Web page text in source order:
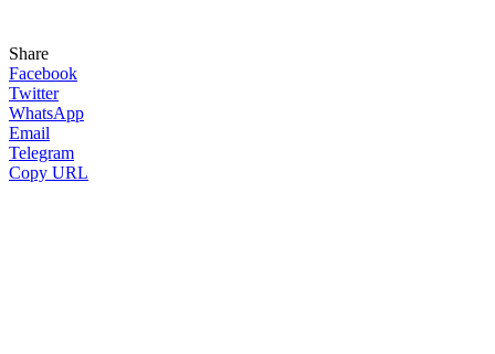
Share
Facebook
Twitter
WhatsApp
Email
Telegram
Copy URL